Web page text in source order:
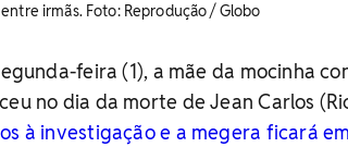
irmãs. ​Foto: Reprodução / Globo
feira (1), a mãe da mocinha
no dia da morte de Jean Carlos
à investigação e a megera ficará em